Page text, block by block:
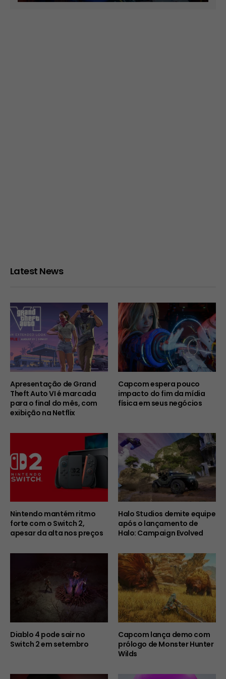
Latest News
Apresentação de Grand
Theft Auto VI é marcada
para o final do mês, com
exibição na Netflix
Capcom espera pouco
impacto do fim da mídia
física em seus negócios
Nintendo mantém ritmo
forte com o Switch 2,
apesar da alta nos preços
Halo Studios demite equipe
após o lançamento de
Halo: Campaign Evolved
Diablo 4 pode sair no
Switch 2 em setembro
Capcom lança demo com
prólogo de Monster Hunter
Wilds